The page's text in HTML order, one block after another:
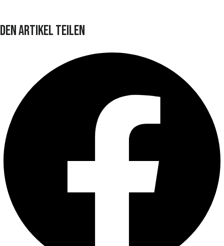
Den Artikel teilen